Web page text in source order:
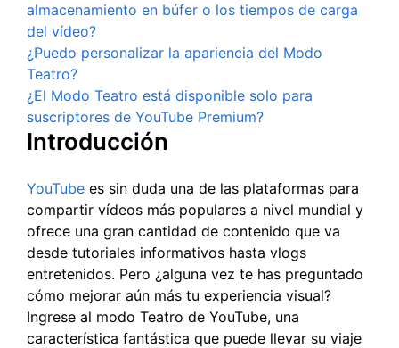
almacenamiento en búfer o los tiempos de carga
del vídeo?
¿Puedo personalizar la apariencia del Modo
Teatro?
¿El Modo Teatro está disponible solo para
suscriptores de YouTube Premium?
Introducción
YouTube es sin duda una de las plataformas para
compartir vídeos más populares a nivel mundial y
ofrece una gran cantidad de contenido que va
desde tutoriales informativos hasta vlogs
entretenidos. Pero ¿alguna vez te has preguntado
cómo mejorar aún más tu experiencia visual?
Ingrese al modo Teatro de YouTube, una
característica fantástica que puede llevar su viaje